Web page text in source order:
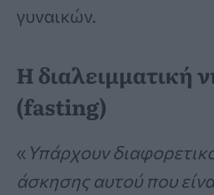
γυναικών.
Η διαλειμματική
(fasting)
« Υπάρχουν
άσκησης αυτού που